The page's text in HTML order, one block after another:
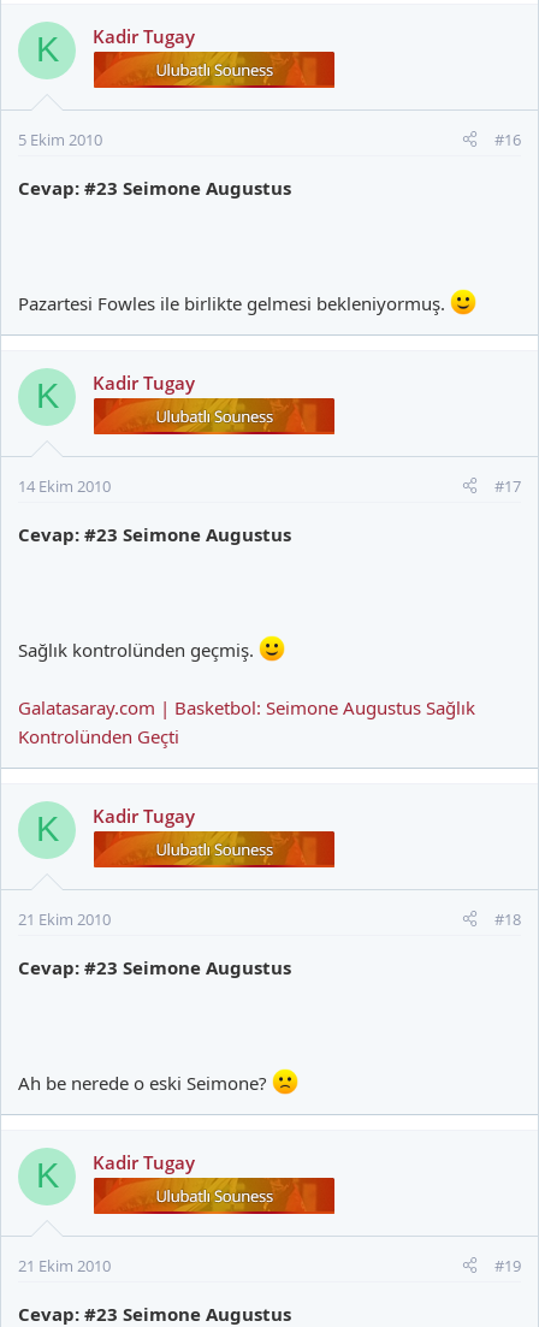
K Kadir Tugay
5 Ekim 2010 #16
Cevap: #23 Seimone Augustus
Pazartesi Fowles ile birlikte gelmesi bekleniyormuş.
K Kadir Tugay
14 Ekim 2010 #17
Cevap: #23 Seimone Augustus
Sağlık kontrolünden geçmiş.
Galatasaray.com | Basketbol: Seimone Augustus Sağlık
Kontrolünden Geçti
K Kadir Tugay
21 Ekim 2010 #18
Cevap: #23 Seimone Augustus
Ah be nerede o eski Seimone?
K Kadir Tugay
21 Ekim 2010 #19
Cevap: #23 Seimone Augustus